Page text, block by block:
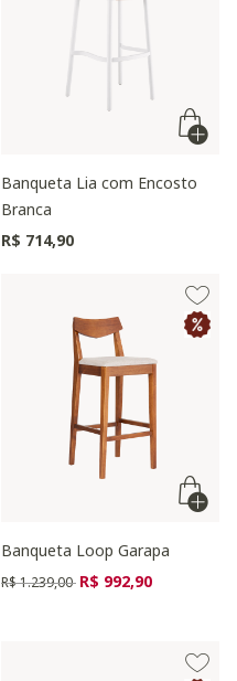
Banqueta Lia com Encosto
Branca
R$ 714,90
Banqueta Loop Garapa
Preço reduzido de
R$ 1.239,00 para
R$ 992,90